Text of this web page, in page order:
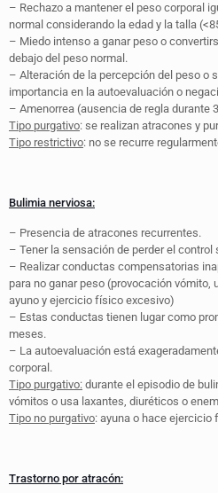
– Rechazo a mantener el peso corporal
normal considerando la edad y la talla
– Miedo intenso a ganar peso o
debajo del peso normal.
– Alteración de la percepción del peso o
importancia en la autoevaluación o
– Amenorrea (ausencia de regla durante
Tipo purgativo: se realizan atracones y
Tipo restrictivo: no se recurre
Bulimia nerviosa:
– Presencia de atracones recurrentes.
– Tener la sensación de perder el
– Realizar conductas compensatorias
para no ganar peso (provocación vómito,
ayuno y ejercicio físico excesivo)
– Estas conductas tienen lugar como
meses.
– La autoevaluación está
corporal.
Tipo purgativo: durante el episodio de
vómitos o usa laxantes, diuréticos o
Tipo no purgativo: ayuna o hace ejercicio
Trastorno por atracón: